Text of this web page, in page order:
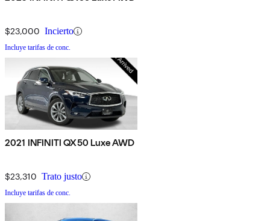
$23,000 Incierto
Incluye tarifas de conc.
2021 INFINITI QX50 Luxe AWD
$23,310 Trato justo
Incluye tarifas de conc.